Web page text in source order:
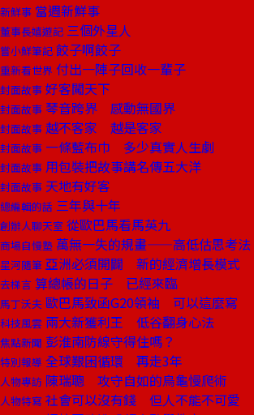
新鮮事 當週新鮮事
董事長嬉遊記 三個外星人
嘗小鮮筆記 餃子啊餃子
重新看世界 付出一陣子回收一輩子
封面故事 好客闖天下
封面故事 琴音跨界 感動無國界
封面故事 越不客家 越是客家
封面故事 一條藍布巾 多少真實人生劇
封面故事 用包裝把故事講名傳五大洋
封面故事 天地有好客
總編輯的話 三年與十年
創辦人聊天室 從歐巴馬看馬英九
商場自慢塾 萬無一失的規畫——高低估思考法
星河隨筆 亞洲必須開闢 新的經濟增長模式
去梯言 算總帳的日子 已經來臨
馬丁沃夫 歐巴馬致函G20領袖 可以這麼寫
科技風雲 兩大新獲利王 低谷翻身心法
焦點新聞 彭淮南防線守得住嗎？
特別報導 全球艱困循環 再走3年
人物專訪 陳瑞聰 攻守自如的烏龜慢爬術
人物特寫 社會可以沒有錢 但人不能不可愛